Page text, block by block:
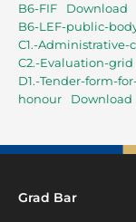
B6-FIF
Download
B6-LEF-public-
C1.-
C2.-Evaluation-grid
D1.-Tender-form-
honour
Download
Grad Bar